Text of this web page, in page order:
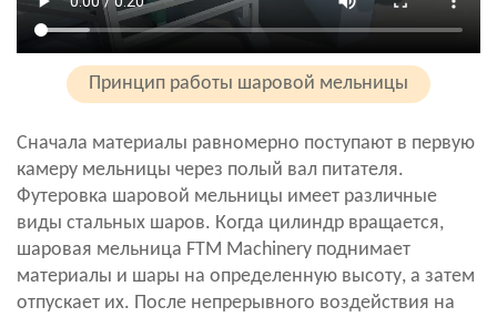
Принцип работы шаровой мельницы
Сначала материалы равномерно поступают в первую
камеру мельницы через полый вал питателя.
Футеровка шаровой мельницы имеет различные
виды стальных шаров. Когда цилиндр вращается,
шаровая мельница FTM Machinery поднимает
материалы и шары на определенную высоту, а затем
отпускает их. После непрерывного воздействия на